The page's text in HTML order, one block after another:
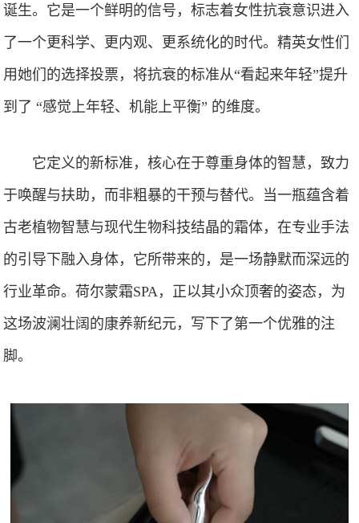
诞生。它是一个鲜明的信号，标志着女性抗衰意识进入
了一个更科学、更内观、更系统化的时代。精英女性们
用她们的选择投票，将抗衰的标准从“看起来年轻”提升
到了 “感觉上年轻、机能上平衡” 的维度。
它定义的新标准，核心在于尊重身体的智慧，致力
于唤醒与扶助，而非粗暴的干预与替代。当一瓶蕴含着
古老植物智慧与现代生物科技结晶的霜体，在专业手法
的引导下融入身体，它所带来的，是一场静默而深远的
行业革命。荷尔蒙霜SPA，正以其小众顶奢的姿态，为
这场波澜壮阔的康养新纪元，写下了第一个优雅的注
脚。